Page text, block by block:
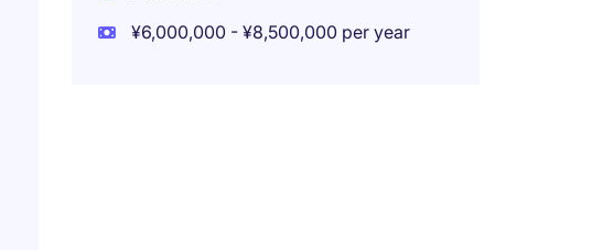
¥6,000,000 - ¥8,500,000 per year